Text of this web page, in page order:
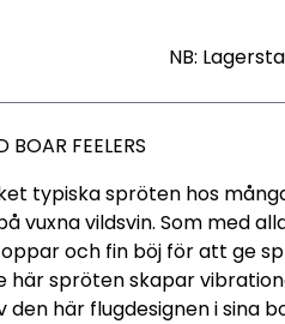
NB:
BOAR FEELERS
typiska spröten hos
vuxna vildsvin. Som med
och fin böj för att ge
här spröten skapar
den här flugdesignen i sina